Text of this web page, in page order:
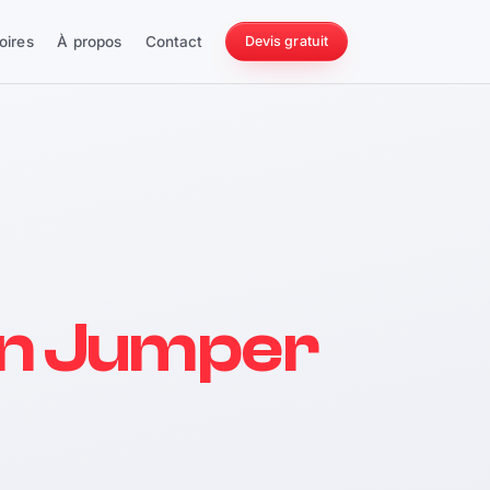
À propos Contact Devis gratuit
228 Nm
Jumper